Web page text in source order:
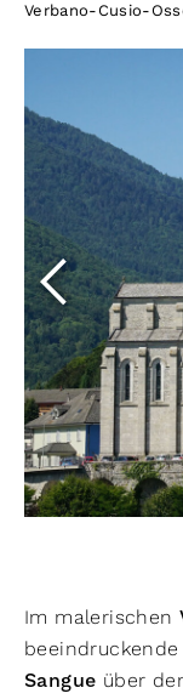
Verbano-Cusio-
Im malerischen
beeindruckende
Sangue über